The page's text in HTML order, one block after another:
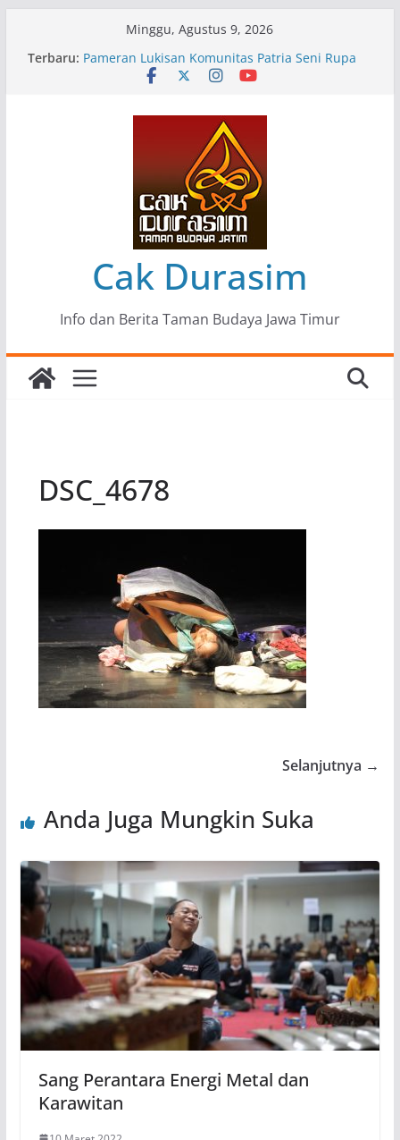
Minggu, Agustus 9, 2026
Terbaru: Pameran Lukisan Komunitas Patria Seni Rupa
Kota Blitar : Ketika “Bergerak” Menjadi Mantra
Mengupas Sunyi dan Luka di Balik “Samaleak”
Menjaga Marwah Seni dan Budaya: Catatan
Kunjungan Kerja Ir. Bambang Haryo Soekartono
(BHS) Anggota DPR RI ke Taman Budaya Jawa
Pameran Tunggal 35 Karya Agus Koecink
“Tumbang Tambang”, Ungkapan Kritis Tentang
Derita Pekerja Pertambangan
Cak Durasim
Info dan Berita Taman Budaya Jawa Timur
DSC_4678
Selanjutnya →
Anda Juga Mungkin Suka
Sang Perantara Energi Metal dan
Karawitan